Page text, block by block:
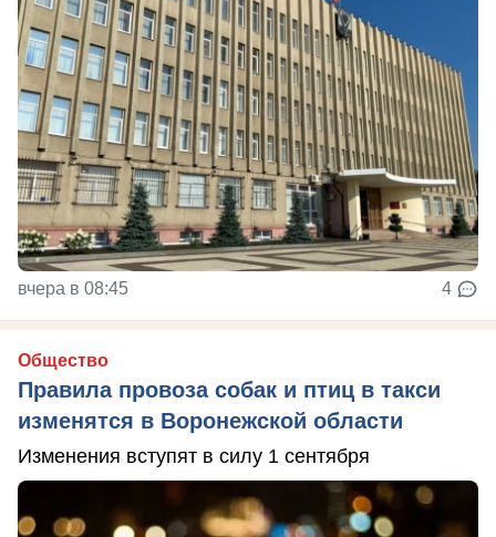
вчера в 08:45 4
Общество
Правила провоза собак и птиц в такси
изменятся в Воронежской области
Изменения вступят в силу 1 сентября